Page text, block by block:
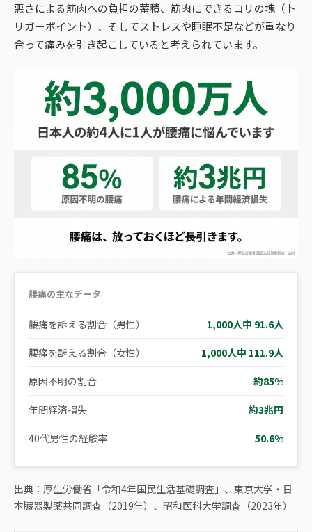
悪さによる筋肉への負担の蓄積、筋肉にできるコリの塊（ト
リガーポイント）、そしてストレスや睡眠不足などが重なり
合って痛みを引き起こしていると考えられています。
腰痛の主なデータ
腰痛を訴える割合（男性） 1,000人中 91.6人
腰痛を訴える割合（女性） 1,000人中 111.9人
原因不明の割合 約85%
年間経済損失 約3兆円
40代男性の経験率 50.6%
出典：厚生労働省「令和4年国民生活基礎調査」、東京大学・日
本臓器製薬共同調査（2019年）、昭和医科大学調査（2023年）